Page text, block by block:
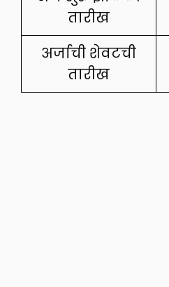
तारीख
अर्जाची शेवटची
तारीख